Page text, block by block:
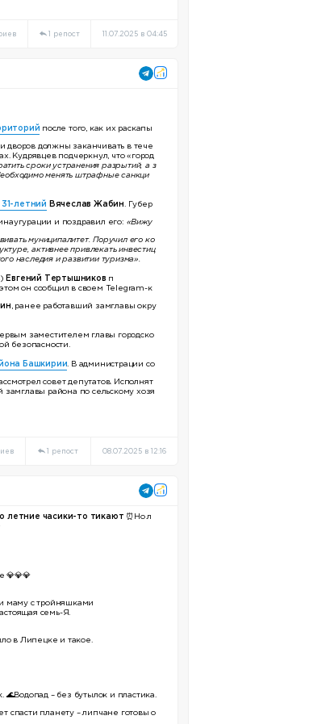
1 репост 11.07.2025 в 04:45
после того, как их раскапы
дворов должны заканчивать в тече
Кудрявцев подчеркнул, что «город
сроки устранения разрытий, а з
менять штрафные санкци
летний Вячеслав Жабин. Губер
и поздравил его: «Вижу
муниципалитет. Поручил его ко
активнее привлекать инвестиц
наследия и развитии туризма».
Евгений Тертышников п
он сообщил в своем Telegram-к
, ранее работавший замглавы окру
заместителем главы городско
безопасности.
Башкирии. В администрации со
совет депутатов. Исполнят
замглавы района по сельскому хозя
1 репост 08.07.2025 в 12:16
летние часики-то тикают ⏰ Но л
💎💎💎
маму с тройняшками
семь-Я.
в Липецке и такое.
🌊Водопад – без бутылок и пластика.
спасти планету – липчане готовы о